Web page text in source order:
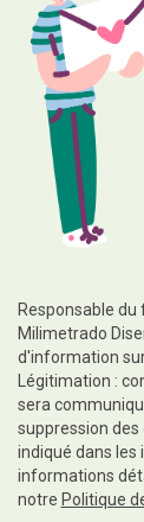
Responsable
Milimetrado
d'information
Légitimation :
sera
suppression
indiqué dans
informations
notre Politique